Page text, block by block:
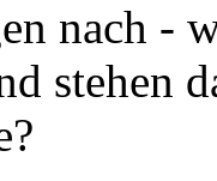
nach -
stehen